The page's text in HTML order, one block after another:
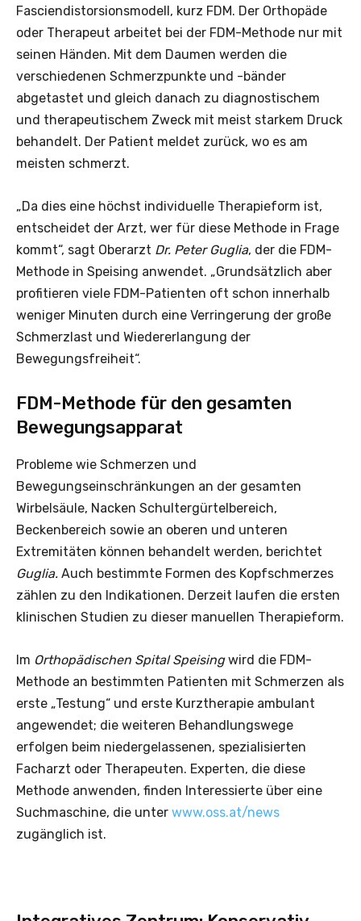
Fasciendistorsionsmodell, kurz FDM. Der Orthopäde
oder Therapeut arbeitet bei der FDM-Methode nur mit
seinen Händen. Mit dem Daumen werden die
verschiedenen Schmerzpunkte und -bänder
abgetastet und gleich danach zu diagnostischem
und therapeutischem Zweck mit meist starkem Druck
behandelt. Der Patient meldet zurück, wo es am
meisten schmerzt.
„Da dies eine höchst individuelle Therapieform ist,
entscheidet der Arzt, wer für diese Methode in Frage
kommt“, sagt Oberarzt Dr. Peter Guglia, der die FDM-
Methode in Speising anwendet. „Grundsätzlich aber
profitieren viele FDM-Patienten oft schon innerhalb
weniger Minuten durch eine Verringerung der große
Schmerzlast und Wiedererlangung der
Bewegungsfreiheit“.
FDM-Methode für den gesamten
Bewegungsapparat
Probleme wie Schmerzen und
Bewegungseinschränkungen an der gesamten
Wirbelsäule, Nacken Schultergürtelbereich,
Beckenbereich sowie an oberen und unteren
Extremitäten können behandelt werden, berichtet
Guglia. Auch bestimmte Formen des Kopfschmerzes
zählen zu den Indikationen. Derzeit laufen die ersten
klinischen Studien zu dieser manuellen Therapieform.
Im Orthopädischen Spital Speisingwird die FDM-
Methode an bestimmten Patienten mit Schmerzen als
erste „Testung“ und erste Kurztherapie ambulant
angewendet; die weiteren Behandlungswege
erfolgen beim niedergelassenen, spezialisierten
Facharzt oder Therapeuten. Experten, die diese
Methode anwenden, finden Interessierte über eine
Suchmaschine, die unter www.oss.at/news
zugänglich ist.